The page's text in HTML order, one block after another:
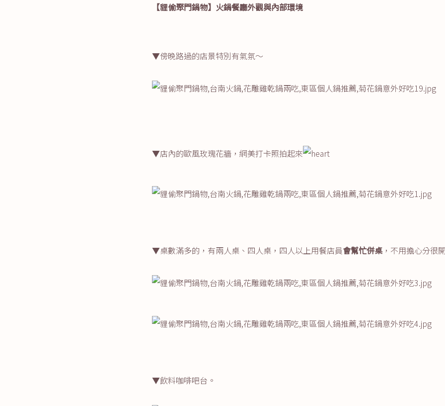
【貍偷聚門鍋物】火鍋餐廳外觀與內部環境
▼傍晚路過的店景特別有氣氛～
▼店內的歐風玫瑰花牆，網美打卡照拍起來
▼桌數滿多的，有兩人桌、四人桌，四人以上用餐店員會幫忙併桌，不用擔心分很
▼飲料咖啡吧台。